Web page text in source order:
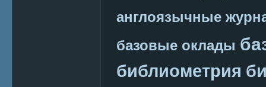
англоязычные
базовые оклады
библиометрия